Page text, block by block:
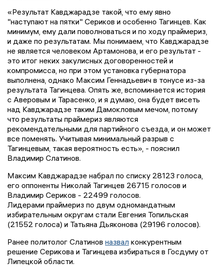
«Результат Кавджарадзе такой, что ему явно
"наступают на пятки" Сериков и особенно Тагинцев. Как
минимум, ему дали поволноваться и по ходу праймериз,
и даже по результатам. Мы понимаем, что Кавджарадзе
не является человеком Артамонова, и его результат -
это итог неких закулисных договоренностей и
компромисса, но при этом установка губернатора
выполнена, однако Максим Геннадьевич в тонусе из-за
результата Тагинцева. Опять же, вспоминается история
с Аверовым и Тарасенко, и я думаю, она будет висеть
над Кавджарадзе таким Дамокловым мечом, потому
что результаты праймериз являются
рекомендательными для партийного съезда, и он может
все поменять. Учитывая минимальный разрыв с
Тагинцевым, такая вероятность есть», - пояснил
Владимир Слатинов.
Максим Кавджарадзе набрал по списку 28123 голоса,
его оппоненты Николай Тагинцев 26715 голосов и
Владимир Сериков - 22499 голосов.
Лидерами праймериз по двум одномандатным
избирательным округам стали Евгения Топильская
(21552 голоса) и Татьяна Дьяконова (29196 голосов).
Ранее политолог Слатинов назвал конкурентным
решение Серикова и Тагинцева избираться в Госдуму от
Липецкой области.